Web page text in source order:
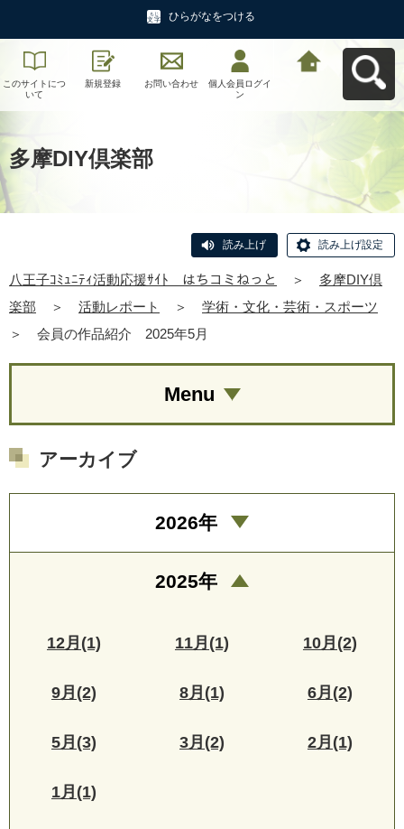
ひらがなをつける
このサイトにつ
いて
新規登録 お問い合わせ
個人会員ログイ
ン
多摩DIY倶楽部
読み上げ 読み上げ設定
八王子ｺﾐｭﾆﾃｨ活動応援ｻｲﾄ はちコミねっと ＞
多摩DIY倶
楽部
＞ 活動レポート ＞
学術・文化・芸術・スポーツ
＞
会員の作品紹介 2025年5月
Menu
アーカイブ
2026年
2025年
12月(1) 11月(1) 10月(2)
9月(2) 8月(1) 6月(2)
5月(3) 3月(2) 2月(1)
1月(1)